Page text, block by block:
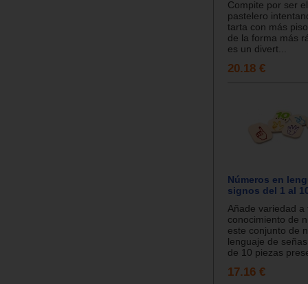
Compite por ser
pastelero
tarta con más
de la forma más
es un divert...
20.18 €
Números en
signos del 1 al
Añade variedad a
conocimiento de
este conjunto de
lenguaje de
de 10 piezas
17.16 €